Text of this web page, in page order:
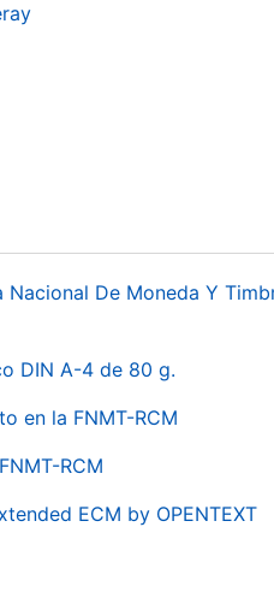
De Moneda Y
DIN A-4 de 80 g.
en la FNMT-RCM
RCM
ECM by OPENTEXT